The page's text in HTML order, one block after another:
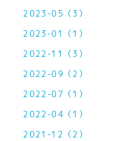
2023-05（3）
2023-01（1）
2022-11（3）
2022-09（2）
2022-07（1）
2022-04（1）
2021-12（2）